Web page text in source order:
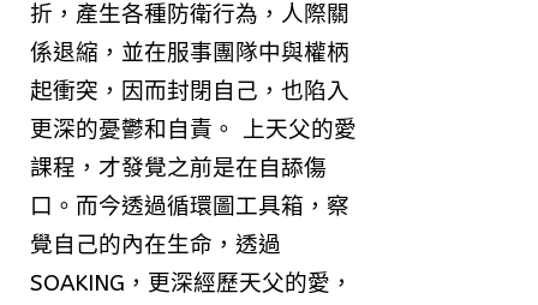
折，產生各種防衛行為，人際關
係退縮，並在服事團隊中與權柄
起衝突，因而封閉自己，也陷入
更深的憂鬱和自責。 上天父的愛
課程，才發覺之前是在自舔傷
口。而今透過循環圖工具箱，察
覺自己的內在生命，透過
SOAKING，更深經歷天父的愛，